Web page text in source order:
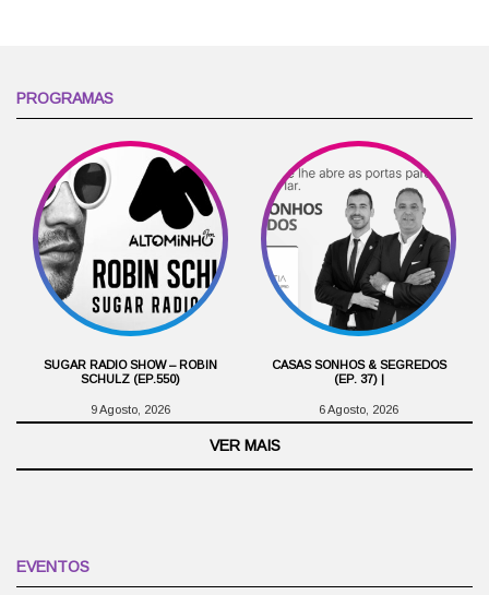
PROGRAMAS
SUGAR RADIO SHOW – ROBIN
SCHULZ (EP.550)
9 Agosto, 2026
CASAS SONHOS & SEGREDOS
(EP. 37) |
6 Agosto, 2026
VER MAIS
EVENTOS